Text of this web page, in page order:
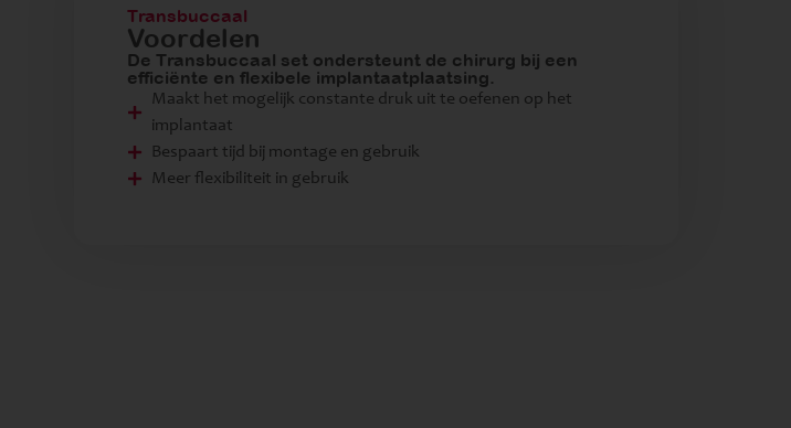
Transbuccaal
Voordelen
De Transbuccaal set ondersteunt de chirurg bij een
efficiënte en flexibele implantaatplaatsing.
Maakt het mogelijk constante druk uit te oefenen op het
implantaat
Bespaart tijd bij montage en gebruik
Meer flexibiliteit in gebruik